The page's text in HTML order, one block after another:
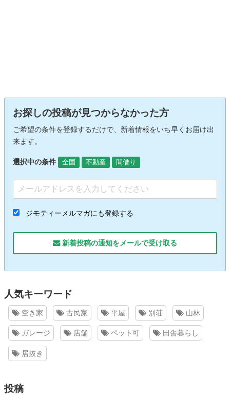
お探しの投稿が見つからなかった方
ご希望の条件を登録するだけで、新着情報をいち早くお届け出
来ます。
選択中の条件 全国 不動産 間借り
ジモティーメルマガにも登録する
新着投稿の通知をメールで受け取る
人気キーワード
空き家 古民家 平屋 別荘 山林
ガレージ 店舗 ペット可 田舎暮らし
居抜き
投稿